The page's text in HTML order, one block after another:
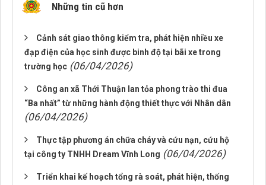
Những tin cũ hơn
Cảnh sát giao thông kiểm tra, phát hiện nhiều xe
đạp điện của học sinh được binh độ tại bãi xe trong
trường học (06/04/2026)
Công an xã Thới Thuận lan tỏa phong trào thi đua
“Ba nhất” từ những hành động thiết thực với Nhân dân
(06/04/2026)
Thực tập phương án chữa cháy và cứu nạn, cứu hộ
tại công ty TNHH Dream Vĩnh Long (06/04/2026)
Triển khai kế hoạch tổng rà soát, phát hiện, thống